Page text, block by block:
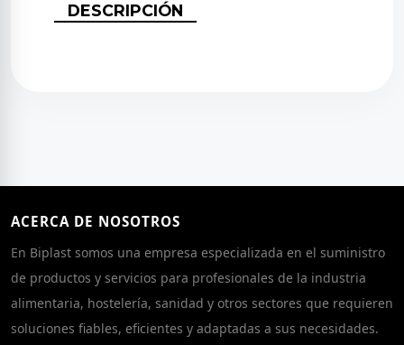
DESCRIPCIÓN
ACERCA DE NOSOTROS
En Biplast somos una empresa especializada en el suministro
de productos y servicios para profesionales de la industria
alimentaria, hostelería, sanidad y otros sectores que requieren
soluciones fiables, eficientes y adaptadas a sus necesidades.